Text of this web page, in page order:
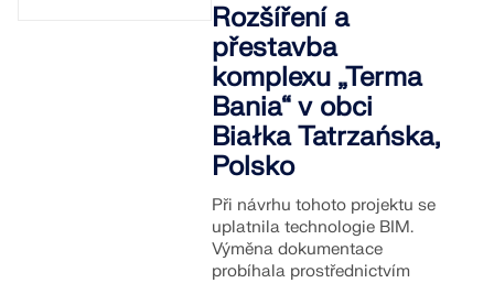
Rozšíření a
přestavba
komplexu „Terma
Bania“ v obci
Białka Tatrzańska,
Polsko
Při návrhu tohoto projektu se
uplatnila technologie BIM.
Výměna dokumentace
probíhala prostřednictvím